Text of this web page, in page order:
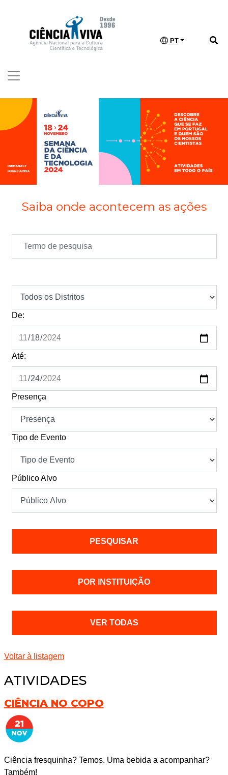
PT
Saiba onde acontecem as ações
De:
Até:
Presença
Tipo de Evento
Público Alvo
POR INSTITUIÇÃO
VER TODAS
Voltar à listagem
ATIVIDADES
CIÊNCIA NO COPO
Ciência fresquinha? Temos. Uma bebida a acompanhar?
Também!